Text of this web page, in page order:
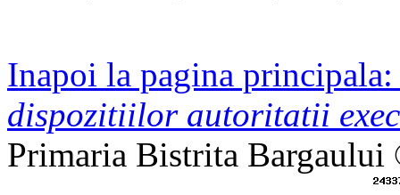
Inapoi la pagina
dispozitiilor autoritatii
Primaria Bistrita Bargaului